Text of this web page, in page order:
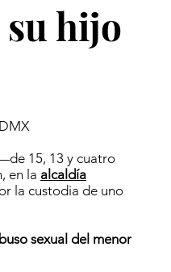
su hijo
15, 13 y cuatro
en la alcaldía
la custodia de uno
sexual del menor